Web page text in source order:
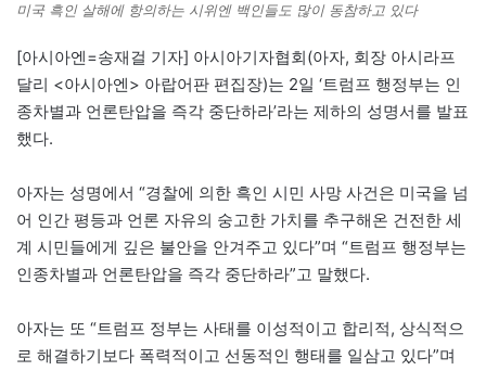
미국 흑인 살해에 항의하는 시위엔 백인들도 많이 동참하고 있다
[아시아엔=송재걸 기자] 아시아기자협회(아자, 회장 아시라프
달리 <아시아엔> 아랍어판 편집장)는 2일 ‘트럼프 행정부는 인
종차별과 언론탄압을 즉각 중단하라’라는 제하의 성명서를 발표
했다.
아자는 성명에서 “경찰에 의한 흑인 시민 사망 사건은 미국을 넘
어 인간 평등과 언론 자유의 숭고한 가치를 추구해온 건전한 세
계 시민들에게 깊은 불안을 안겨주고 있다”며 “트럼프 행정부는
인종차별과 언론탄압을 즉각 중단하라”고 말했다.
아자는 또 “트럼프 정부는 사태를 이성적이고 합리적, 상식적으
로 해결하기보다 폭력적이고 선동적인 행태를 일삼고 있다”며